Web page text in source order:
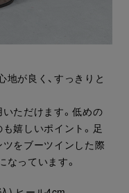
が良く、すっきりと
ただけます。低めの
嬉しいポイント。足
をブーツインした際
っています。